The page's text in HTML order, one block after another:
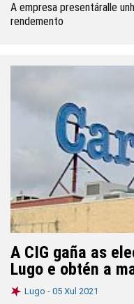
A empresa presentáralle
rendemento
A CIG gaña as
Lugo e obtén a
Lugo - 05 Xul 2021